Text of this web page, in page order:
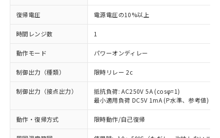
復帰電圧 電源電圧の10%以上
時間レンジ数 1
動作モード パワーオンディレー
制御出力（種類） 限時リレー 2c
制御出力（接点出力）
抵抗負荷: AC250V 5A (cosφ=1)
最小適用負荷 DC5V 1mA (P水準、参考値)
動作・復帰方式 限時動作/自己復帰